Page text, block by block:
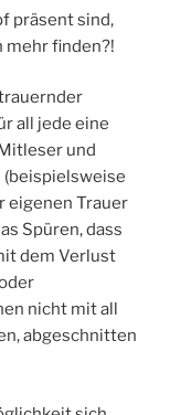
präsent sind,
finden?!
all jede eine
und
(beispielsweise
eigenen Trauer
Spüren, dass
dem Verlust
nicht mit all
abgeschnitten